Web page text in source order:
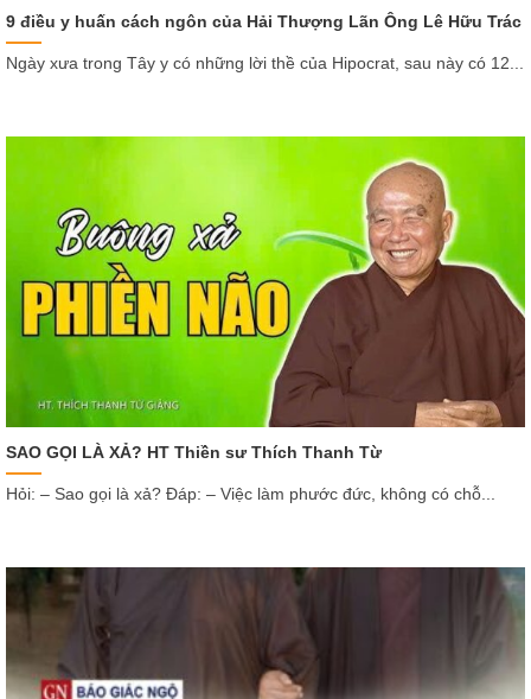
9 điều y huấn cách ngôn của Hải Thượng Lãn Ông Lê Hữu Trác
Ngày xưa trong Tây y có những lời thề của Hipocrat, sau này có 12...
SAO GỌI LÀ XẢ? HT Thiền sư Thích Thanh Từ
Hỏi: – Sao gọi là xả? Đáp: – Việc làm phước đức, không có chỗ...